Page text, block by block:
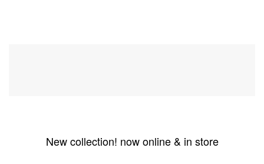
New collection! now online & in store